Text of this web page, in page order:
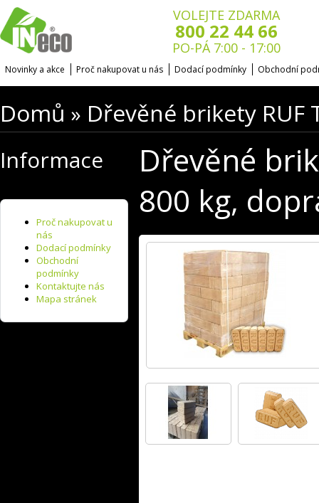
VOLEJTE ZDARMA
800 22 44 66
PO-PÁ 7:00 - 17:00
Novinky a akce Proč nakupovat u nás Dodací podmínky Obchodní
Domů » Dřevěné brikety RUF
Informace
Proč nakupovat u
nás
Dodací podmínky
Obchodní
podmínky
Kontaktujte nás
Mapa stránek
Dřevěné
800 kg,